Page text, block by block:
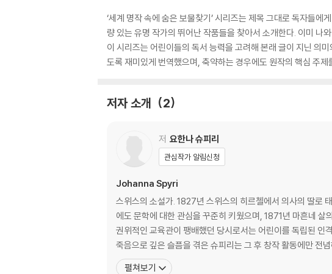
‘세계 명작 속에 숨은 보물찾기’ 시리즈는 제목 그대로 독자들에
량 있는 유명 작가의 뛰어난 작품들을 찾아서 소개한다. 이미 나
이 시리즈는 어린이들의 독서 능력을 고려해 본래 글이 지닌 의
도록 재미있게 번역했으며, 축약하는 경우에도 원작의 핵심 주
저자 소개 2
저 요한나 슈피리
관심작가 알림신청
Johanna Spyri
스위스의 소설가. 1827년 스위스의 히르첼에서 의사의 딸로
에도 문학에 대한 관심을 꾸준히 키웠으며, 1871년 마흔네 살
권위적인 교육관이 팽배했던 당시로서는 어린이를 독립된
죽음으로 깊은 슬픔을 겪은 슈피리는 그 후 창작 활동에만 전
펼쳐보기